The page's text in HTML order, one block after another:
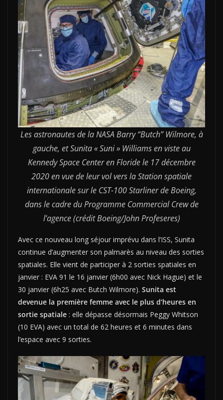
Les astronautes de la NASA Barry “Butch” Wilmore, à
gauche, et Sunita « Suni » Williams en viste au
Kennedy Space Center en Floride le 17 décembre
2020 en vue de leur vol vers la Station spatiale
internationale sur le CST-100 Starliner de Boeing,
dans le cadre du Programme Commercial Crew de
l’agence (crédit Boeing/John Profeseres)
Avec ce nouveau long séjour imprévu dans l’ISS, Sunita
continue d’augmenter son palmarès au niveau des sorties
spatiales. Elle vient de participer à 2 sorties spatiales en
janvier : EVA 91 le 16 janvier (6h00 avec Nick Hague) et le
30 janvier (6h25 avec Butch Wilmore). Sunita est
devenue la première femme avec le plus d’heures en
sortie spatiale : elle dépasse désormais Peggy Whitson
(10 EVA) avec un total de 62 heures et 6 minutes dans
l’espace avec 9 sorties.